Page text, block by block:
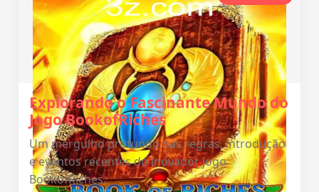
Explorando o Fascinante Mundo do
Jogo BookofRiches
Um mergulho profundo nas regras, introdução
e eventos recentes do inovador jogo
BookofRiches.